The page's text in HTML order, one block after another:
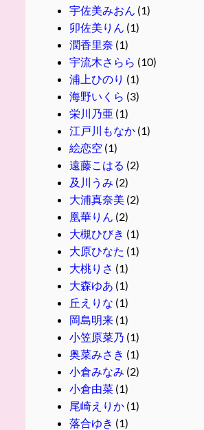
宇佐美みおん (1)
卯佐美りん (1)
潤香里奈 (1)
宇流木さらら (10)
浦上ひのり (1)
海野いくら (3)
栄川乃亜 (1)
江戸川もなか(1)
絵恋空 (1)
遠藤こはる (2)
及川うみ (2)
大浦真奈美 (2)
凰華りん (2)
大槻ひびき (1)
大原ひなた (1)
大桃りさ (1)
大森ゆあ (1)
丘えりな (1)
岡島明来(1)
小笠原菜乃 (1)
奥菜みさき (1)
小倉みなみ (2)
小倉由菜(1)
尾崎えりか(1)
落合ゆき (1)